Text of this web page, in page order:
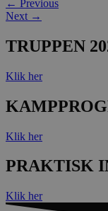
← Previous
Next →
TRUPPEN
Klik her
Klik her
PRAKTISK
Klik her